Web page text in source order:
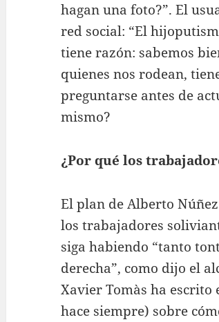
hagan una foto?”. El
red social: “El
tiene razón: sabemos
quienes nos rodean,
preguntarse antes de
mismo?
¿Por qué los
El plan de Alberto
los trabajadores
siga habiendo “tanto
derecha”, como dijo el
Xavier Tomàs ha
hace siempre) sobre